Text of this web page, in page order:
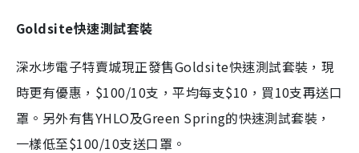
Goldsite快速測試套裝
深水埗電子特賣城現正發售Goldsite快速測試套裝，現
時更有優惠，$100/10支，平均每支$10，買10支再送口
罩。另外有售YHLO及Green Spring的快速測試套裝，
一樣低至$100/10支送口罩。